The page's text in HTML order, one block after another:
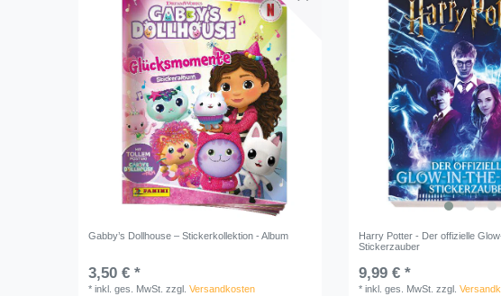
Gabby’s Dollhouse – Stickerkollektion - Album
3,50 € *
*inkl. ges. MwSt. zzgl.Versandkosten
Harry Potter - Der offizielle
Stickerzauber
9,99 € *
*inkl. ges. MwSt. zzgl.